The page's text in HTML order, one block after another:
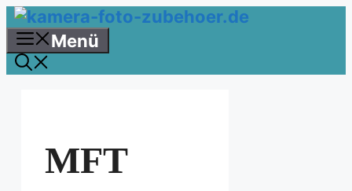
Zum
Inhalt
springen
Menü
MFT